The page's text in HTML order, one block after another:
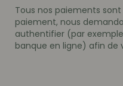
Tous nos paiements sont
paiement, nous
authentifier (par
banque en ligne) afin de